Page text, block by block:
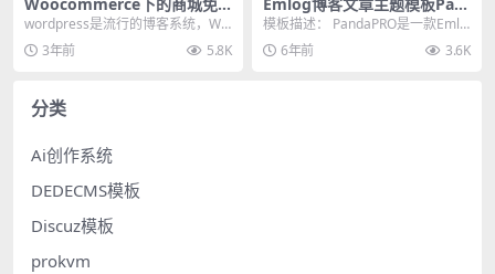
签约支付wordpress插件易支
付插件
wordpress是流行的博客系统，Wo
ocommerce则是wordpress...
3年前 5.8K
daPRO 去除域名授权限制
模板描述： PandaPRO是一款Emlo
g博客的主题模板，从WordPress...
6年前 3.6K
分类
Ai创作系统
DEDECMS模板
Discuz模板
prokvm